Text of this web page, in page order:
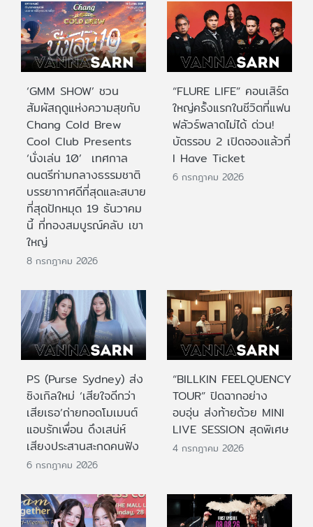
‘GMM SHOW’ ชวน
สัมผัสฤดูแห่งความสุขกับ
Chang Cold Brew
Cool Club Presents
‘นั่งเล่น 10’ เทศกาล
ดนตรีท่ามกลางธรรมชาติ
บรรยากาศดีที่สุดและสบาย
ที่สุดปักหมุด 19 ธันวาคม
นี้ ที่ทองสมบูรณ์คลับ เขา
ใหญ่
8 กรกฎาคม 2026
“FLURE LIFE” คอนเสิร์ต
ใหญ่ครั้งแรกในชีวิตที่แฟน
ฟลัวร์พลาดไม่ได้ ด่วน!
บัตรรอบ 2 เปิดจองแล้วที่
I Have Ticket
6 กรกฎาคม 2026
PS (Purse Sydney) ส่ง
ซิงเกิลใหม่ ‘เสียใจดีกว่า
เสียเธอ’ถ่ายทอดโมเมนต์
แอบรักเพื่อน ดึงเสน่ห์
เสียงประสานสะกดคนฟัง
6 กรกฎาคม 2026
“BILLKIN FEELQUENCY
TOUR” ปิดฉากอย่าง
อบอุ่น ส่งท้ายด้วย MINI
LIVE SESSION สุดพิเศษ
4 กรกฎาคม 2026